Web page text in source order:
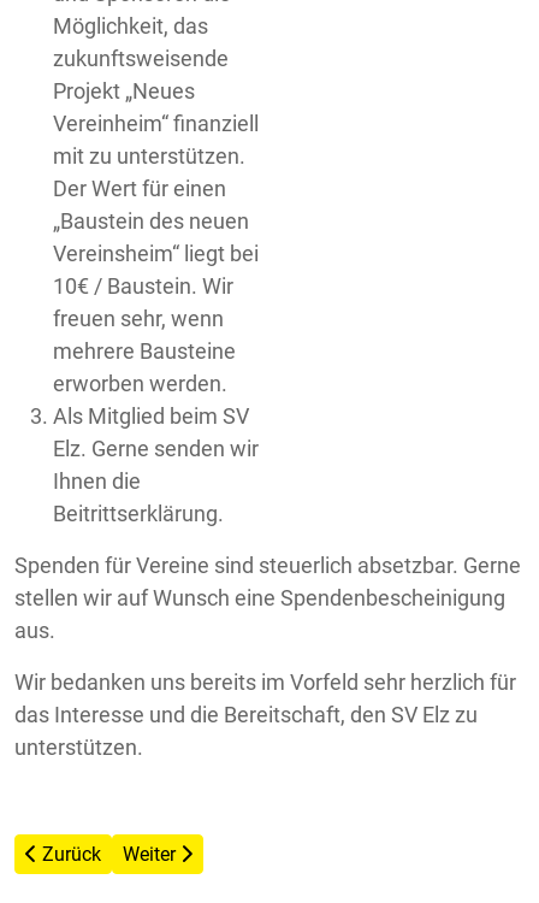
Möglichkeit, das
zukunftsweisende
Projekt „Neues
Vereinheim“ finanziell
mit zu unterstützen.
Der Wert für einen
„Baustein des neuen
Vereinsheim“ liegt bei
10€ / Baustein. Wir
freuen sehr, wenn
mehrere Bausteine
erworben werden.
Als Mitglied beim SV
Elz. Gerne senden wir
Ihnen die
Beitrittserklärung.
Spenden für Vereine sind steuerlich absetzbar. Gerne
stellen wir auf Wunsch eine Spendenbescheinigung
aus.
Wir bedanken uns bereits im Vorfeld sehr herzlich für
das Interesse und die Bereitschaft, den SV Elz zu
unterstützen.
Vorheriger Beitrag: Verkaufte Bausteine
Zurück Nächster Beitrag: Arbeiten am Rohbau haben
Weiter